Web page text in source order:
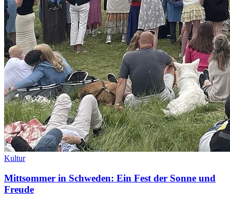
Kultur
Mittsommer in Schweden: Ein Fest der Sonne und
Freude